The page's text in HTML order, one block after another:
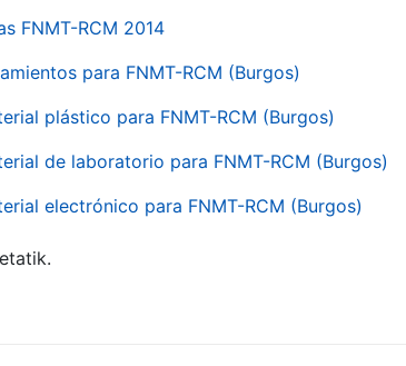
FNMT-RCM 2014
para FNMT-RCM (Burgos)
plástico para FNMT-RCM (Burgos)
de laboratorio para FNMT-RCM (Burgos)
electrónico para FNMT-RCM (Burgos)